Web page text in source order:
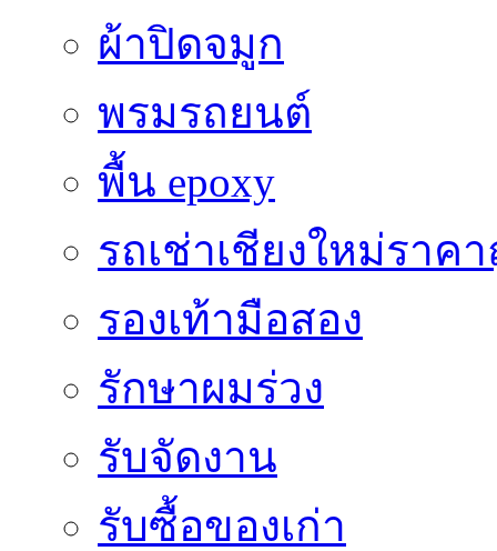
ผ้าปิดจมูก
พรมรถยนต์
พื้น epoxy
รถเช่าเชียงใหม่ราค
รองเท้ามือสอง
รักษาผมร่วง
รับจัดงาน
รับซื้อของเก่า